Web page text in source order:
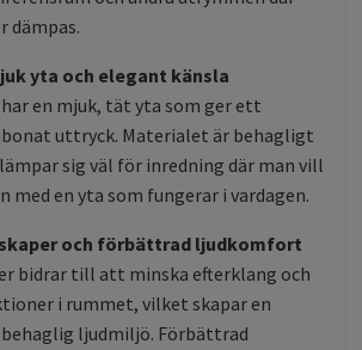
dämpas.
yta och elegant känsla
en mjuk, tät yta som ger ett
uttryck. Materialet är behagligt
sig väl för inredning där man vill
med en yta som fungerar i vardagen.
och förbättrad ljudkomfort
bidrar till att minska efterklang och
i rummet, vilket skapar en
ljudmiljö. Förbättrad